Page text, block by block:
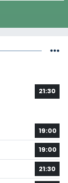
21:30
19:00
19:00
21:30